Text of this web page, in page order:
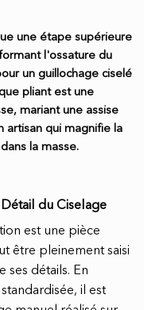
une étape supérieure
l'ossature du
un guillochage ciselé
pliant est une
mariant une assise
artisan qui magnifie la
la masse.
du Ciselage
est une pièce
être pleinement saisi
ses détails. En
il est